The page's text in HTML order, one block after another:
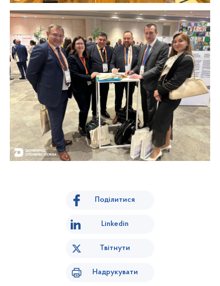
Поділитися
Linkedin
Твітнути
Надрукувати